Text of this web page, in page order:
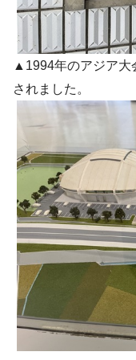
▲1994年のアジア大
されました。